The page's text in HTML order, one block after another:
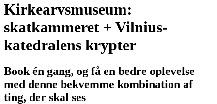
Kirkearvsmuseum:
skatkammeret + Vilnius-
katedralens krypter
Book én gang, og få en bedre oplevelse
med denne bekvemme kombination af
ting, der skal ses